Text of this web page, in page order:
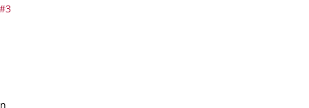
#3